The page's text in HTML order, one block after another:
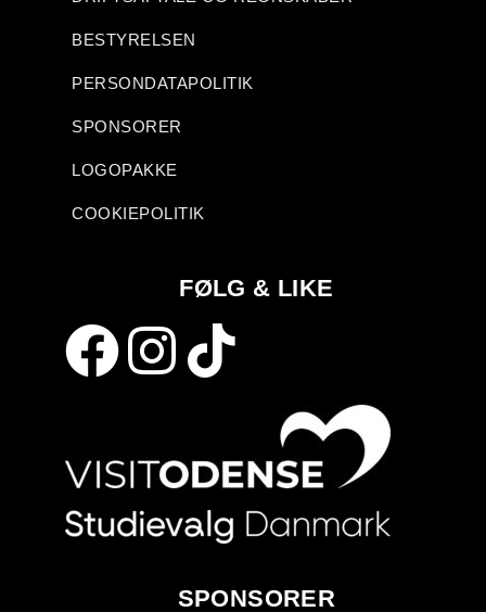
BESTYRELSEN
PERSONDATAPOLITIK
SPONSORER
LOGOPAKKE
COOKIEPOLITIK
FØLG & LIKE
SPONSORER